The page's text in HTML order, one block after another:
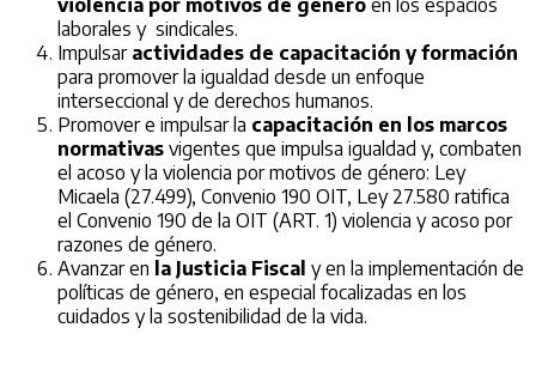
laborales y sindicales.
Impulsar actividades de capacitación y formación
para promover la igualdad desde un enfoque
interseccional y de derechos humanos.
Promover e impulsar la capacitación en los marcos
normativas vigentes que impulsa igualdad y, combaten
el acoso y la violencia por motivos de género: Ley
Micaela (27.499), Convenio 190 OIT, Ley 27.580 ratifica
el Convenio 190 de la OIT (ART. 1) violencia y acoso por
razones de género.
Avanzar en la Justicia Fiscal y en la implementación de
políticas de género, en especial focalizadas en los
cuidados y la sostenibilidad de la vida.